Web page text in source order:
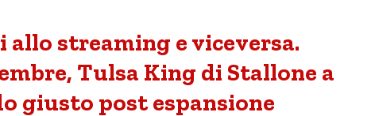
streaming e viceversa.
Tulsa King di Stallone a
giusto post espansione